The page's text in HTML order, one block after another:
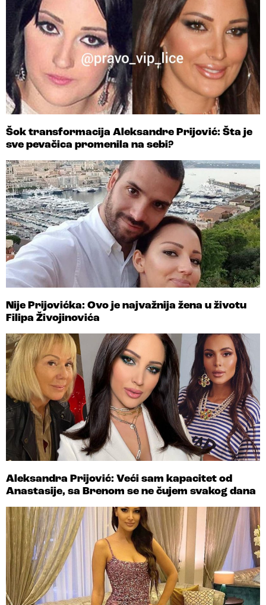
Šok transformacija Aleksandre Prijović: Šta je
sve pevačica promenila na sebi?
Nije Prijovićka: Ovo je najvažnija žena u životu
Filipa Živojinovića
Aleksandra Prijović: Veći sam kapacitet od
Anastasije, sa Brenom se ne čujem svakog dana